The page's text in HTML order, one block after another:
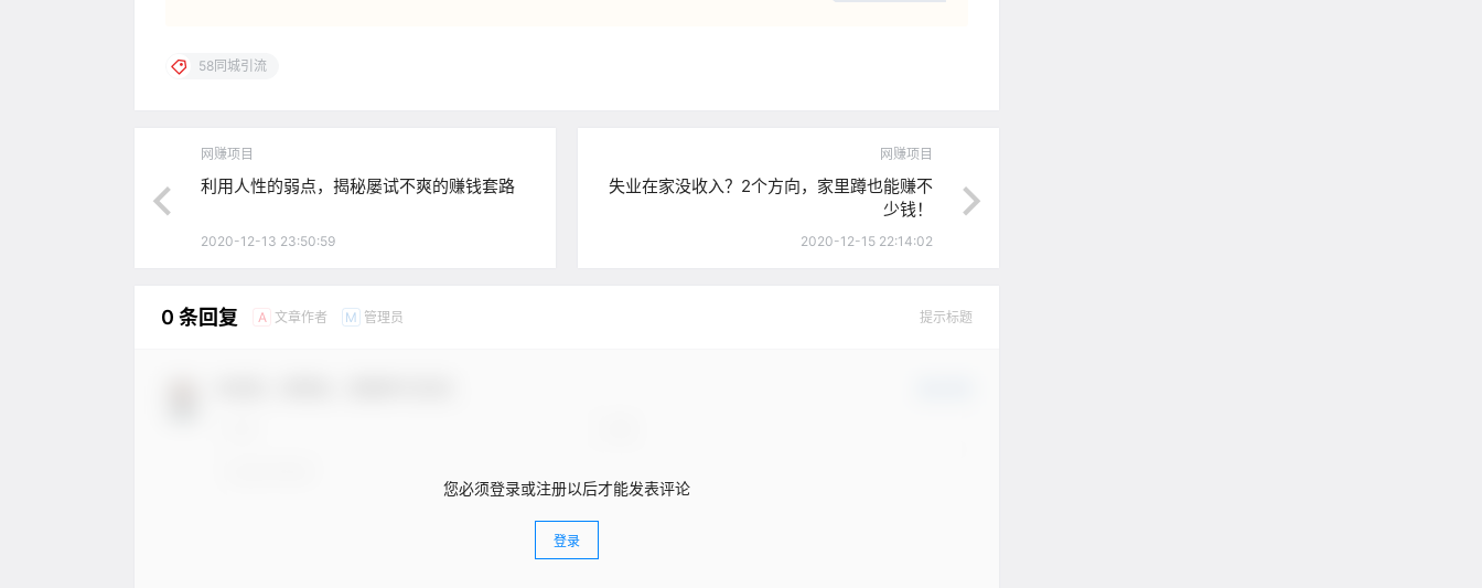
58同城引流
网赚项目
利用人性的弱点，揭秘屡试不爽的赚钱套路
2020-12-13 23:50:59
网赚项目
失业在家没收入？2个方向，家里蹲也能赚不
少钱！
2020-12-15 22:14:02
0 条回复 A 文章作者 M 管理员 提示标题
您必须登录或注册以后才能发表评论
登录